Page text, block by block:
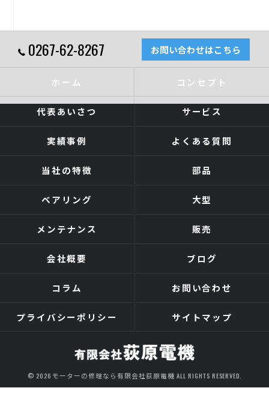
0267-62-8267 お問い合わせはこちら
ホーム コンセプト
代表あいさつ サービス
実績事例 よくある質問
当社の特徴 部品
ベアリング 大型
メンテナンス 販売
会社概要 ブログ
コラム お問い合わせ
プライバシーポリシー サイトマップ
© 2026 モーターの修理なら有限会社荻原電機 ALL RIGHTS RESERVED.